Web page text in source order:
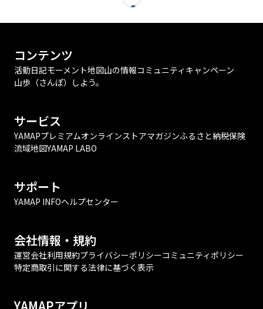
コンテンツ
活動日記モーメント地図山の情報コミュニティ キャンペーン
山歩（さんぽ）しよう。
サービス
YAMAPプレミアムオンラインストアマガジンふるさと納税保険
流域地図YAMAP LABO
サポート
YAMAP INFOヘルプセンター
会社情報・規約
運営会社利用規約プライバシーポリシーコミュニティポリシー
特定商取引に関する法律に基づく表示